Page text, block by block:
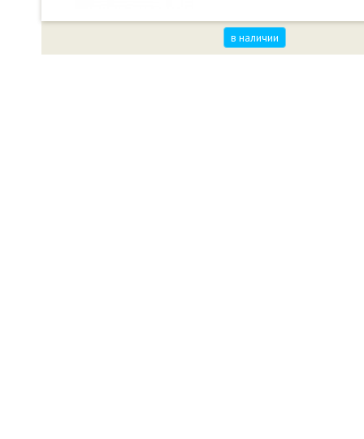
в наличии